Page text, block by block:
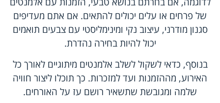
של פרחים או עלים יכולים להתאים. אם אתם מעדיפים
סגנון מודרני, עיצוב נקי ומינימליסטי עם צבעים תואמים
יכול להיות בחירה נהדרת.
בנוסף, כדאי לשקול לשלב אלמנטים מיתוגיים לאורך כל
האירוע, מההזמנות ועד למזכרות. כך תוכלו ליצור חוויה
שלמה ומגובשת שתשאיר רושם עז על האורחים.